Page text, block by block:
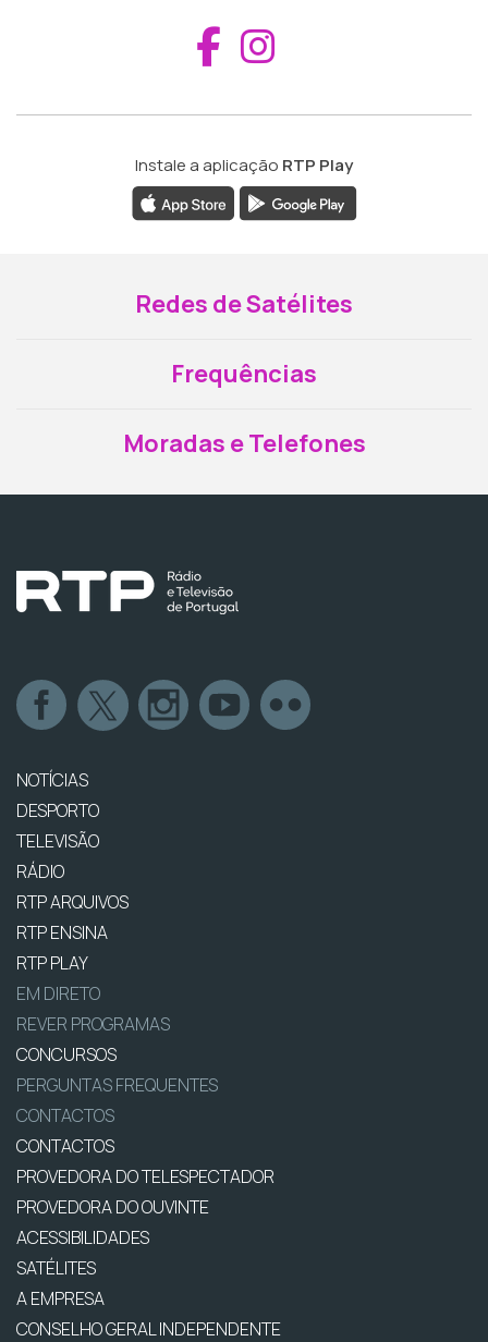
Aceder ao
Instale a aplicação RTP Play
Redes de Satélites
Frequências
Moradas e Telefones
NOTÍCIAS
DESPORTO
TELEVISÃO
RÁDIO
RTP ARQUIVOS
RTP ENSINA
RTP PLAY
EM DIRETO
REVER PROGRAMAS
CONCURSOS
PERGUNTAS FREQUENTES
CONTACTOS
CONTACTOS
PROVEDORA DO TELESPECTADOR
PROVEDORA DO OUVINTE
ACESSIBILIDADES
SATÉLITES
A EMPRESA
CONSELHO GERAL INDEPENDENTE